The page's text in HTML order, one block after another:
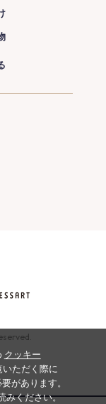
クッキー
ただく際に
があります。
みください。